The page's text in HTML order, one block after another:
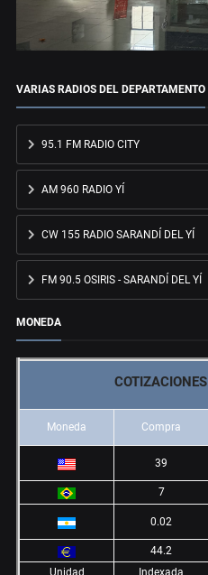
VARIAS RADIOS DEL DEPARTAMENTO
95.1 FM RADIO CITY
AM 960 RADIO YÍ
CW 155 RADIO SARANDÍ DEL YÍ
FM 90.5 OSIRIS - SARANDÍ DEL YÍ
MONEDA
COTIZACIONES
Moneda Compra
39
7
0.02
44.2